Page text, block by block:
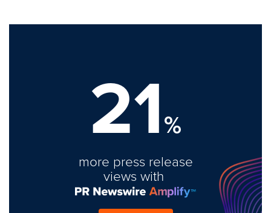
21%
more press release
views with